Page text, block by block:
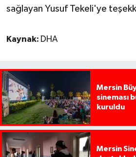
sağlayan Yusuf Tekeli'ye
Kaynak: DHA
Mersin
sineması
kuruldu
Mersin